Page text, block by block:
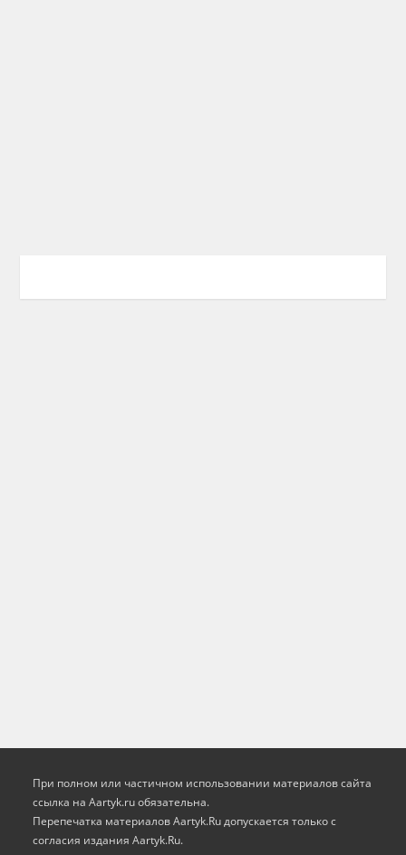
При полном или частичном использовании материалов сайта
ссылка на Aartyk.ru oбязательна.
Перепечатка материалов Aartyk.Ru допускается только с
согласия издания Aartyk.Ru.